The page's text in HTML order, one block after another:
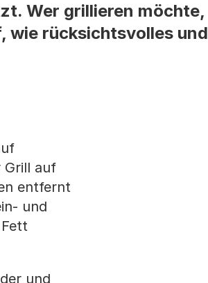
Wer grillieren möchte,
wie rücksichtsvolles und
Grill auf
entfernt
und
und